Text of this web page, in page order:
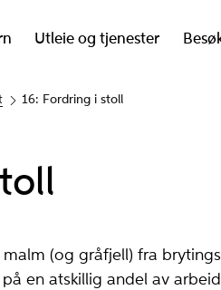
Utleie og tjenester
16: Fordring i stoll
(og gråfjell) fra
en atskillig andel av